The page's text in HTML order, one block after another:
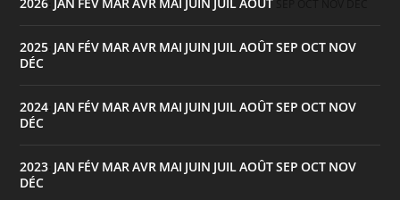
2025 JAN FÉV MAR AVR MAI JUIN JUIL AOÛTSEP OCT NOV
DÉC
2024 JAN FÉV MAR AVR MAI JUIN JUIL AOÛTSEP OCT NOV
DÉC
2023 JAN FÉV MAR AVR MAI JUIN JUIL AOÛTSEP OCT NOV
DÉC